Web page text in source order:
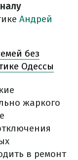
Андрей
без
Одессы
жаркого
в ремонт